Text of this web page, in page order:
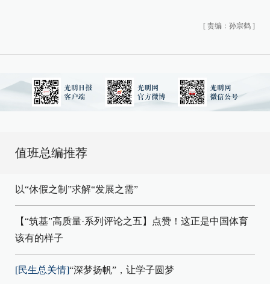
[ 责编：孙宗鹤 ]
值班总编推荐
以“休假之制”求解“发展之需”
【“筑基”高质量·系列评论之五】点赞！这正是中国体育
该有的样子
[民生总关情]“深梦扬帆”，让学子圆梦